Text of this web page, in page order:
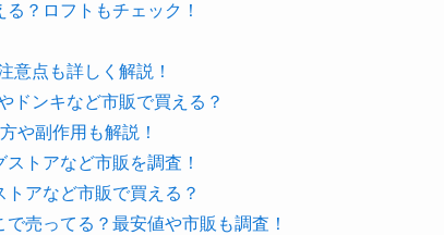
？ロフトもチェック！
意点も詳しく解説！
ドンキなど市販で買える？
や副作用も解説！
トアなど市販を調査！
アなど市販で買える？
売ってる？最安値や市販も調査！